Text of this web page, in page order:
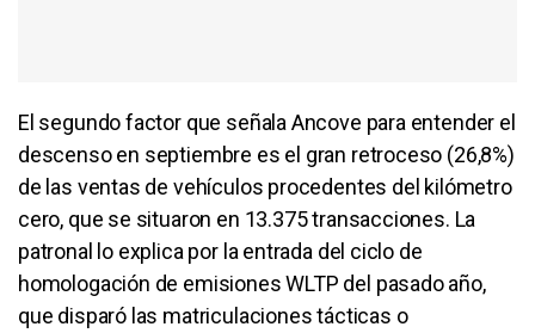
El segundo factor que señala Ancove para entender el
descenso en septiembre es el gran retroceso (26,8%)
de las ventas de vehículos procedentes del kilómetro
cero, que se situaron en 13.375 transacciones. La
patronal lo explica por la entrada del ciclo de
homologación de emisiones WLTP del pasado año,
que disparó las matriculaciones tácticas o